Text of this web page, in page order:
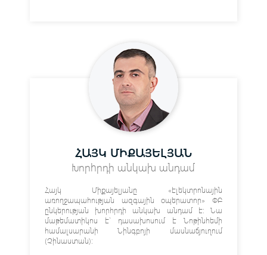
ՀԱՅԿ ՄԻՔԱՅԵԼՅԱՆ
Խորհրդի անկախ անդամ
Հայկ Միքայելյանը «էլեկտրոնային
առողջապահության ազգային օպերատոր» ՓԲ
ընկերության խորհրդի անկախ անդամ է։ Նա
մաթեմատիկոս է` դասախոսում է Նոթինհեմի
համալսարանի Նինգբոյի մասնաճյուղում
(Չինաստան):